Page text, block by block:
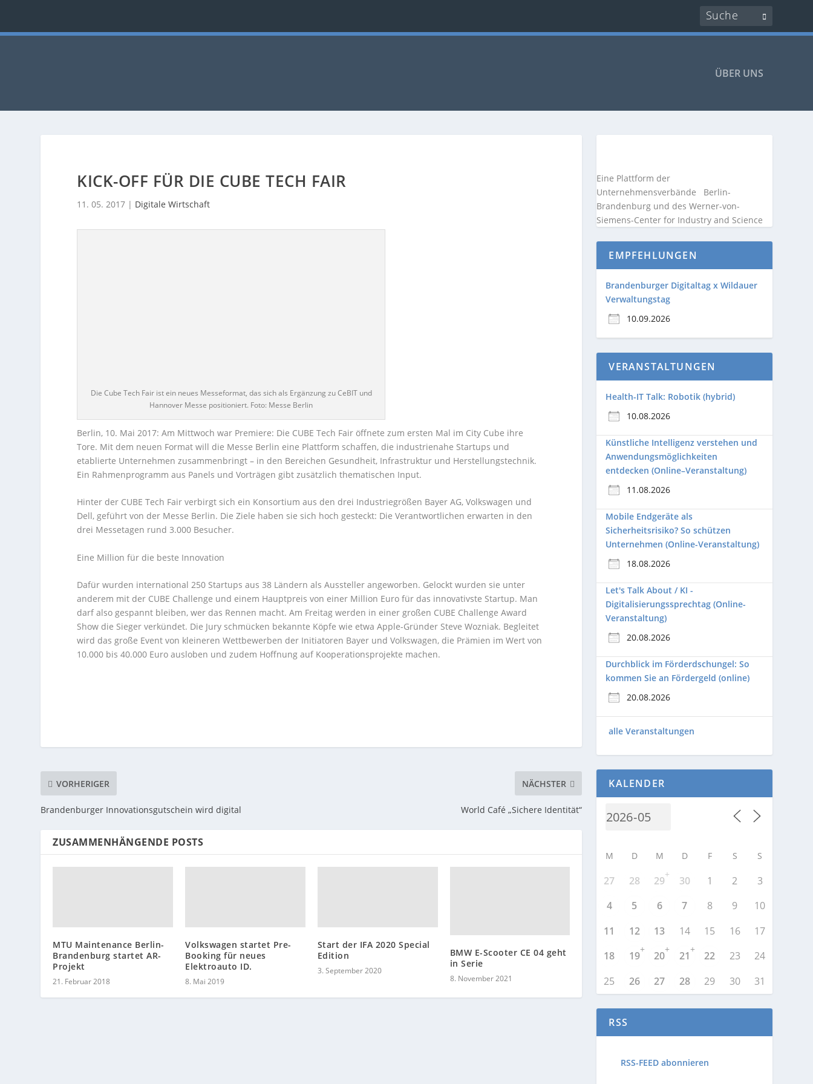
ÜBER UNS
KICK-OFF FÜR DIE CUBE TECH FAIR
11. 05. 2017 | Digitale Wirtschaft
Die Cube Tech Fair ist ein neues Messeformat, das sich als Ergänzung zu CeBIT und
Hannover Messe positioniert. Foto: Messe Berlin
Berlin, 10. Mai 2017: Am Mittwoch war Premiere: Die CUBE Tech Fair öffnete zum ersten Mal im City Cube ihre
Tore. Mit dem neuen Format will die Messe Berlin eine Plattform schaffen, die industrienahe Startups und
etablierte Unternehmen zusammenbringt – in den Bereichen Gesundheit, Infrastruktur und Herstellungstechnik.
Ein Rahmenprogramm aus Panels und Vorträgen gibt zusätzlich thematischen Input.
Hinter der CUBE Tech Fair verbirgt sich ein Konsortium aus den drei Industriegrößen Bayer AG, Volkswagen und
Dell, geführt von der Messe Berlin. Die Ziele haben sie sich hoch gesteckt: Die Verantwortlichen erwarten in den
drei Messetagen rund 3.000 Besucher.
Eine Million für die beste Innovation
Dafür wurden international 250 Startups aus 38 Ländern als Aussteller angeworben. Gelockt wurden sie unter
anderem mit der CUBE Challenge und einem Hauptpreis von einer Million Euro für das innovativste Startup. Man
darf also gespannt bleiben, wer das Rennen macht. Am Freitag werden in einer großen CUBE Challenge Award
Show die Sieger verkündet. Die Jury schmücken bekannte Köpfe wie etwa Apple-Gründer Steve Wozniak. Begleitet
wird das große Event von kleineren Wettbewerben der Initiatoren Bayer und Volkswagen, die Prämien im Wert von
10.000 bis 40.000 Euro ausloben und zudem Hoffnung auf Kooperationsprojekte machen.
VORHERIGER
Brandenburger Innovationsgutschein wird digital
NÄCHSTER
World Café „Sichere Identität“
ZUSAMMENHÄNGENDE POSTS
MTU Maintenance Berlin-
Brandenburg startet AR-
Projekt
21. Februar 2018
Volkswagen startet Pre-
Booking für neues
Elektroauto ID.
8. Mai 2019
Start der IFA 2020 Special
Edition
3. September 2020
BMW E-Scooter CE 04 geht
in Serie
8. November 2021
Eine Plattform der
Unternehmensverbände Berlin-
Brandenburg und des Werner-von-
Siemens-Center for Industry and Science
EMPFEHLUNGEN
Brandenburger Digitaltag x Wildauer
Verwaltungstag
10.09.2026
VERANSTALTUNGEN
Health-IT Talk: Robotik (hybrid)
10.08.2026
Künstliche Intelligenz verstehen und
Anwendungsmöglichkeiten
entdecken (Online–Veranstaltung)
11.08.2026
Mobile Endgeräte als
Sicherheitsrisiko? So schützen
Unternehmen (Online-Veranstaltung)
18.08.2026
Let's Talk About / KI -
Digitalisierungssprechtag (Online-
Veranstaltung)
20.08.2026
Durchblick im Förderdschungel: So
kommen Sie an Fördergeld (online)
20.08.2026
alle Veranstaltungen
KALENDER
M D M D F S S
27 28 29
+
30 1 2
3
4
5 6 7 8 9
10
11
12 13 14 15 16
17
18
19
+
20
+
21
+
22 23
24
25
26 27 28 29 30 31
RSS
RSS-FEED abonnieren